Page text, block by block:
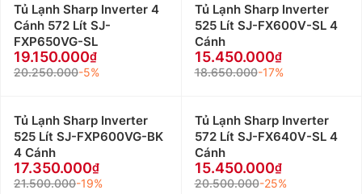
Tủ Lạnh Sharp Inverter 4
Cánh 572 Lít SJ-
FXP650VG-SL
19.150.000
20.250.000-5%
Tủ Lạnh Sharp Inverter
525 Lít SJ-FX600V-SL 4
Cánh
15.450.000
18.650.000-17%
Tủ Lạnh Sharp Inverter
525 Lít SJ-FXP600VG-BK
4 Cánh
17.350.000
21.500.000-19%
Tủ Lạnh Sharp Inverter
572 Lít SJ-FX640V-SL 4
Cánh
15.450.000
20.500.000-25%